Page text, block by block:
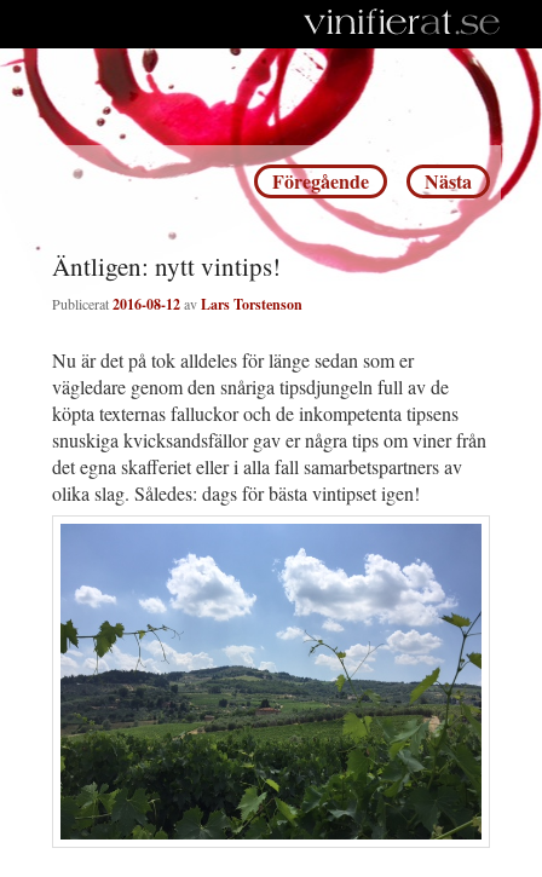
Inläggsnavigering
Föregående Nästa
Äntligen: nytt vintips!
Publicerat2016-08-12avLars Torstenson
Nu är det på tok alldeles för länge sedan som er
vägledare genom den snåriga tipsdjungeln full av de
köpta texternas falluckor och de inkompetenta tipsens
snuskiga kvicksandsfällor gav er några tips om viner från
det egna skafferiet eller i alla fall samarbetspartners av
olika slag. Således: dags för bästa vintipset igen!